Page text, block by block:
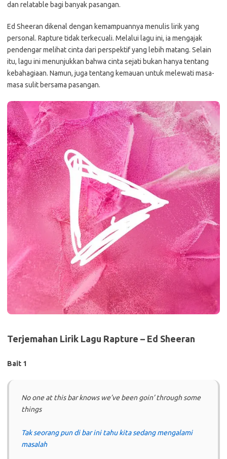
dan relatable bagi banyak pasangan.
Ed Sheeran dikenal dengan kemampuannya menulis lirik yang
personal. Rapture tidak terkecuali. Melalui lagu ini, ia mengajak
pendengar melihat cinta dari perspektif yang lebih matang. Selain
itu, lagu ini menunjukkan bahwa cinta sejati bukan hanya tentang
kebahagiaan. Namun, juga tentang kemauan untuk melewati masa-
masa sulit bersama pasangan.
Terjemahan Lirik Lagu Rapture – Ed Sheeran
Bait 1
No one at this bar knows we’ve been goin’ through some
things
Tak seorang pun di bar ini tahu kita sedang mengalami
masalah